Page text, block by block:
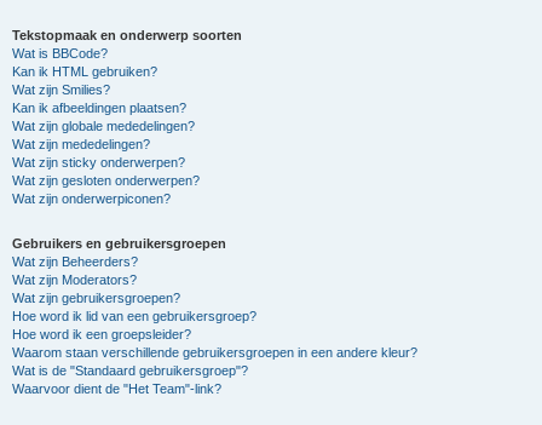
Tekstopmaak en onderwerp soorten
Wat is BBCode?
Kan ik HTML gebruiken?
Wat zijn Smilies?
Kan ik afbeeldingen plaatsen?
Wat zijn globale mededelingen?
Wat zijn mededelingen?
Wat zijn sticky onderwerpen?
Wat zijn gesloten onderwerpen?
Wat zijn onderwerpiconen?
Gebruikers en gebruikersgroepen
Wat zijn Beheerders?
Wat zijn Moderators?
Wat zijn gebruikersgroepen?
Hoe word ik lid van een gebruikersgroep?
Hoe word ik een groepsleider?
Waarom staan verschillende gebruikersgroepen in een andere kleur?
Wat is de "Standaard gebruikersgroep"?
Waarvoor dient de "Het Team"-link?